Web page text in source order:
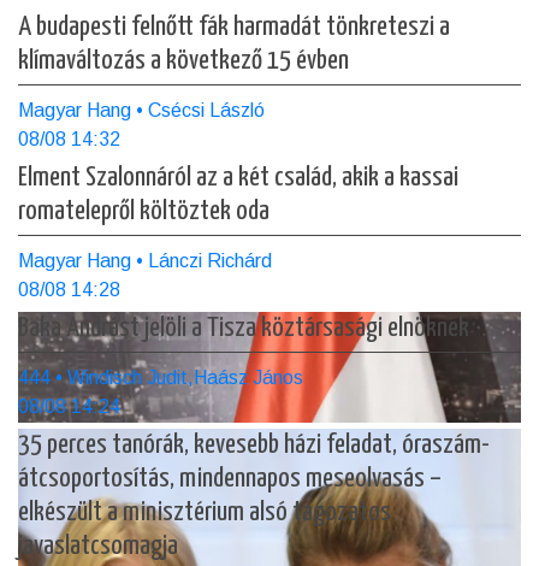
A budapesti felnőtt fák harmadát tönkreteszi a
klímaváltozás a következő 15 évben
Magyar Hang • Csécsi László
08/08 14:32
Elment Szalonnáról az a két család, akik a kassai
romatelepről költöztek oda
Magyar Hang • Lánczi Richárd
08/08 14:28
Baka Andrást jelöli a Tisza köztársasági elnöknek
444 • Windisch Judit,Haász János
08/08 14:24
35 perces tanórák, kevesebb házi feladat, óraszám-
átcsoportosítás, mindennapos meseolvasás –
elkészült a minisztérium alsó tagozatos
javaslatcsomagja